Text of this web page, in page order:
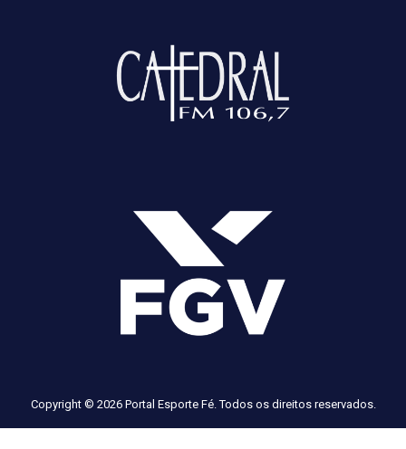
Copyright © 2026 Portal Esporte Fé. Todos os direitos reservados.